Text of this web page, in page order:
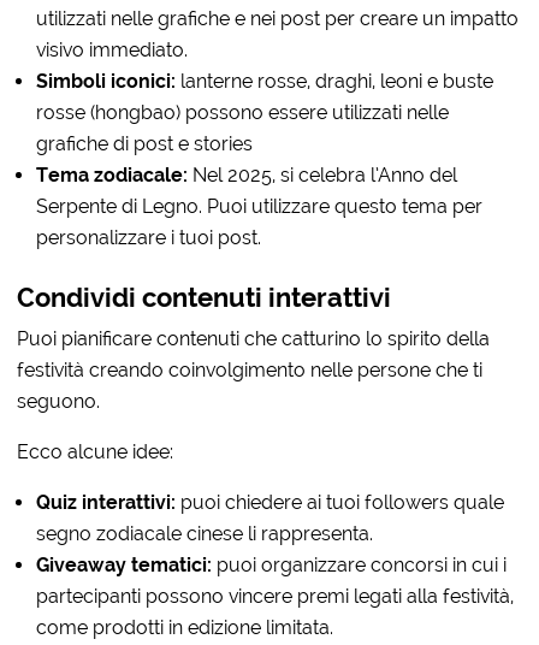
utilizzati nelle grafiche e nei post per creare un impatto
visivo immediato.
Simboli iconici: lanterne rosse, draghi, leoni e buste
rosse (hongbao) possono essere utilizzati nelle
grafiche di post e stories
Tema zodiacale: Nel 2025, si celebra l’Anno del
Serpente di Legno. Puoi utilizzare questo tema per
personalizzare i tuoi post.
Condividi contenuti interattivi
Puoi pianificare contenuti che catturino lo spirito della
festività creando coinvolgimento nelle persone che ti
seguono.
Ecco alcune idee:
Quiz interattivi: puoi chiedere ai tuoi followers quale
segno zodiacale cinese li rappresenta.
Giveaway tematici: puoi organizzare concorsi in cui i
partecipanti possono vincere premi legati alla festività,
come prodotti in edizione limitata.